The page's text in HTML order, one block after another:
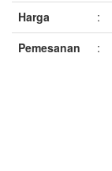
Harga
:
Pemesanan :